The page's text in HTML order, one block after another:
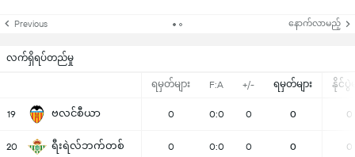
Previous နောက်လာမည့်
လက်ရှိရပ်တည်မှု
ရမှတ်များ F:A +/- ရမှတ်များ နိုင်ပွဲမ
19 ဗလင်စီယာ 0 0:0 0 0 0
20 ရီးရဲလ်ဘက်တစ် 0 0:0 0 0 0